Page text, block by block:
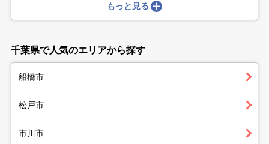
もっと見る
千葉県で人気のエリアから探す
船橋市
松戸市
市川市